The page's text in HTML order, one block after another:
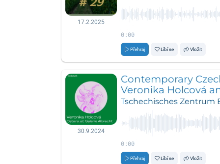
17.2.2025
0:00
Přehraj Líbí se Vložit
30.9.2024
Contemporary
Veronika Holcová
Albrecht
Tschechisches Zentrum
0:00
Přehraj Líbí se Vložit